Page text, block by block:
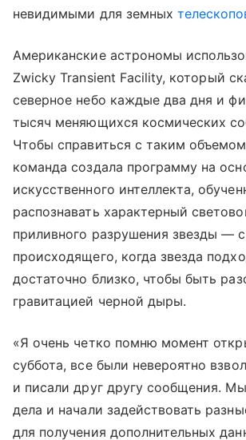
невидимыми для земных
Американские астрономы
Zwicky Transient Facility, который
северное небо каждые два дня и
тысяч меняющихся космических
Чтобы справиться с таким
команда создала программу на
искусственного интеллекта,
распознавать характерный
приливного разрушения звезды —
происходящего, когда звезда
достаточно близко, чтобы быть
гравитацией черной дыры.
«Я очень четко помню момент
суббота, все были невероятно
и писали друг другу сообщения.
дела и начали задействовать
для получения дополнительных